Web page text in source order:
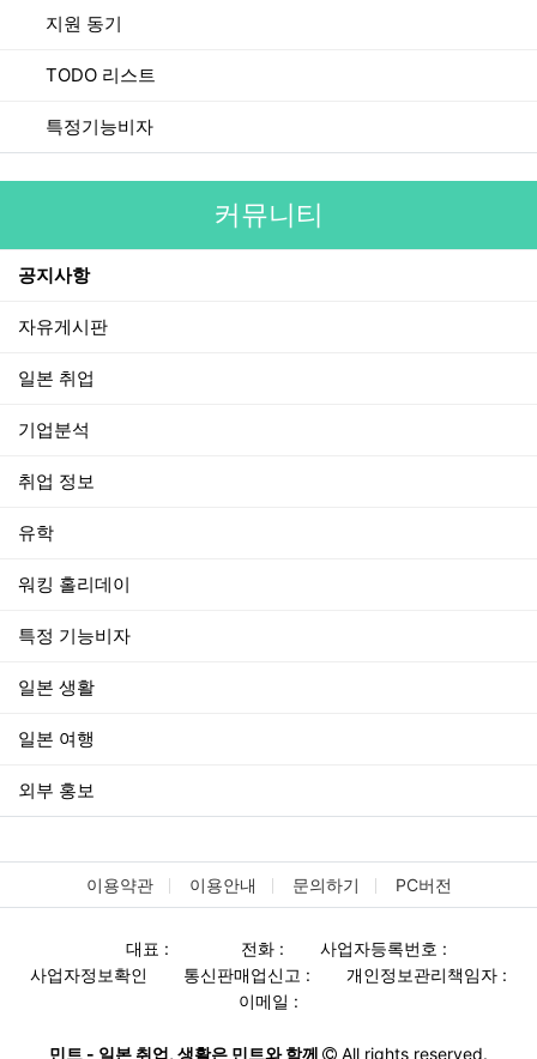
지원 동기
TODO 리스트
특정기능비자
커뮤니티
공지사항
자유게시판
일본 취업
기업분석
취업 정보
유학
워킹 홀리데이
특정 기능비자
일본 생활
일본 여행
외부 홍보
이용약관 이용안내 문의하기 PC버전
대표 : 전화 :
사업자등록번호 :
사업자정보확인
통신판매업신고 :
개인정보관리책임자 :
이메일 :
민트 - 일본 취업, 생활은 민트와 함께 All rights reserved.